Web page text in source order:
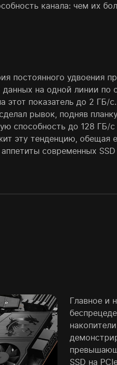
канала: чем их
постоянного удвоения
данных на одной линии
этот показатель до 2
рывок, подняв
способность до 128
эту тенденцию, обещая
современных SSD
Главное и
SSD на